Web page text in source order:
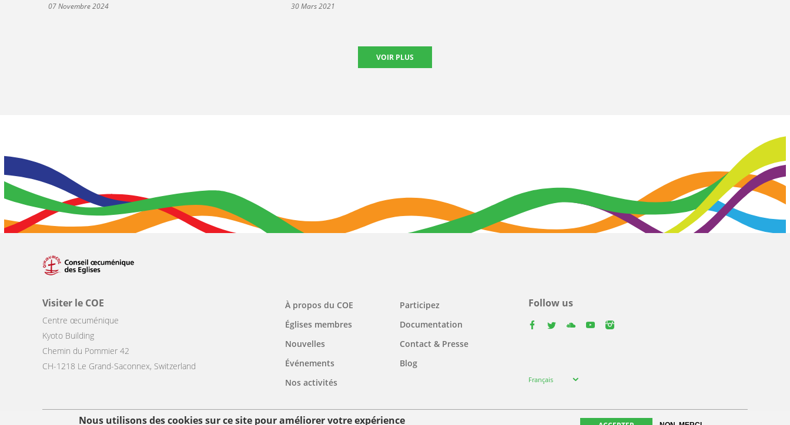
Nous utilisons des cookies sur ce site pour améliorer votre expérience
07 Novembre 2024 30 Mars 2021
VOIR PLUS
Visiter le COE
Centre œcuménique
Kyoto Building
Chemin du Pommier 42
CH-1218 Le Grand-Saconnex, Switzerland
Main
navigation
À propos du COE
Églises membres
Nouvelles
Événements
Nos activités
Participez
Documentation
Contact & Presse
Blog
Follow us
your
Français